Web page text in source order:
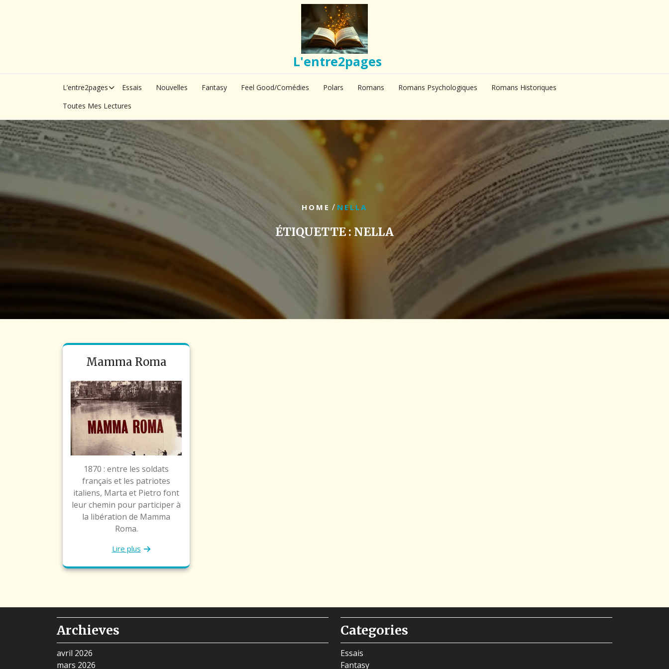
L'entre2pages
L’entre2pages Essais Nouvelles Fantasy Feel Good/Comédies Polars Romans Romans Psychologiques
Romans Historiques
Toutes Mes Lectures
HOME / NELLA
ÉTIQUETTE : NELLA
Mamma Roma
1870 : entre les soldats
français et les patriotes
italiens, Marta et Pietro font
leur chemin pour participer à
la libération de Mamma
Roma.
Lire plus
Archieves
avril 2026
mars 2026
Categories
Essais
Fantasy